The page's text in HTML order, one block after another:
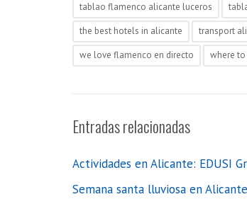
tablao flamenco alicante luceros
the best hotels in alicante
transport
we love flamenco en directo
where
Entradas relacionadas
Actividades en Alicante: EDUSI
Semana santa lluviosa en